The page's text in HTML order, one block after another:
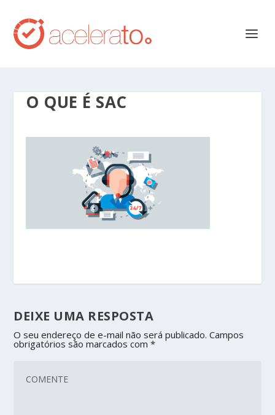
O QUE É SAC
DEIXE UMA RESPOSTA
O seu endereço de e-mail não será publicado. Campos
obrigatórios são marcados com*